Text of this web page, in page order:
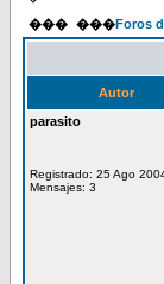
��� ���Foros
Autor
parasito
Registrado: 25 Ago
Mensajes: 3